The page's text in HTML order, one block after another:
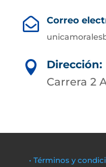
 Correo

Dirección:
Carrera 2
• Términos y